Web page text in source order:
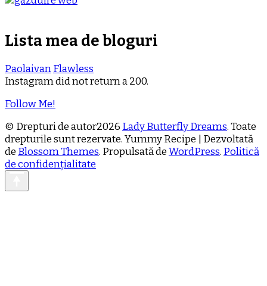
Lista mea de bloguri
PaolaivanFlawless
Instagram did not return a 200.
Follow Me!
© Drepturi de autor2026 Lady Butterfly Dreams. Toate
drepturile sunt rezervate.Yummy Recipe | Dezvoltată
de Blossom Themes. Propulsată deWordPress. Politică
de confidențialitate